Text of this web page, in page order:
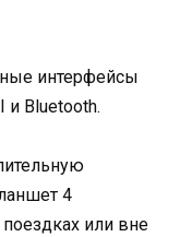
интерфейсы
и Bluetooth.
4
или вне